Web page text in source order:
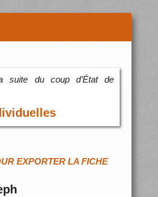
suite du coup d’État de
EXPORTER LA FICHE